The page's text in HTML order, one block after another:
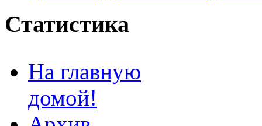
Статистика
На главную
домой!